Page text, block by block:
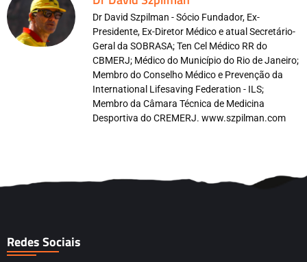
Dr David Szpilman - Sócio Fundador, Ex-
Presidente, Ex-Diretor Médico e atual Secretário-
Geral da SOBRASA; Ten Cel Médico RR do
CBMERJ; Médico do Município do Rio de Janeiro;
Membro do Conselho Médico e Prevenção da
International Lifesaving Federation - ILS;
Membro da Câmara Técnica de Medicina
Desportiva do CREMERJ. www.szpilman.com
Redes Sociais